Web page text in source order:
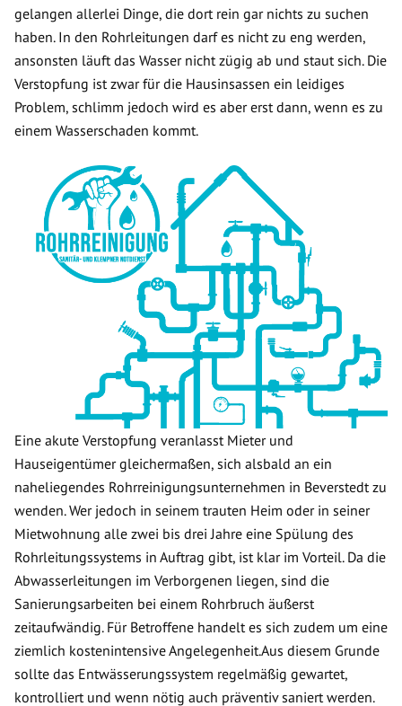
gelangen allerlei Dinge, die dort rein gar nichts zu suchen
haben. In den Rohrleitungen darf es nicht zu eng werden,
ansonsten läuft das Wasser nicht zügig ab und staut sich. Die
Verstopfung ist zwar für die Hausinsassen ein leidiges
Problem, schlimm jedoch wird es aber erst dann, wenn es zu
einem Wasserschaden kommt.
Eine akute Verstopfung veranlasst Mieter und
Hauseigentümer gleichermaßen, sich alsbald an ein
naheliegendes Rohrreinigungsunternehmen in Beverstedt zu
wenden. Wer jedoch in seinem trauten Heim oder in seiner
Mietwohnung alle zwei bis drei Jahre eine Spülung des
Rohrleitungssystems in Auftrag gibt, ist klar im Vorteil. Da die
Abwasserleitungen im Verborgenen liegen, sind die
Sanierungsarbeiten bei einem Rohrbruch äußerst
zeitaufwändig. Für Betroffene handelt es sich zudem um eine
ziemlich kostenintensive Angelegenheit.Aus diesem Grunde
sollte das Entwässerungssystem regelmäßig gewartet,
kontrolliert und wenn nötig auch präventiv saniert werden.